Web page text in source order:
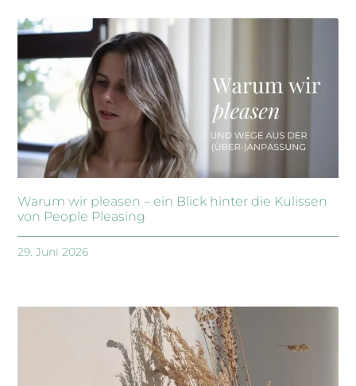
Warum wir pleasen – ein Blick hinter die Kulissen
von People Pleasing
29. Juni 2026